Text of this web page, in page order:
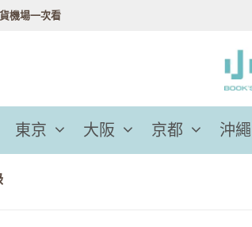
機場一次看
東京 大阪 京都 沖繩